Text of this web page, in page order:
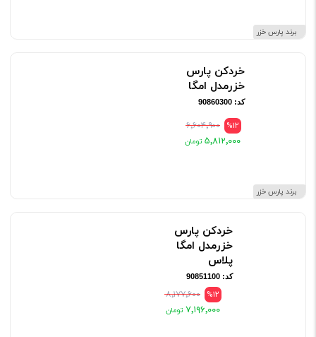
برند پارس خزر
برند پارس خزر
خردکن پارس
خزرمدل امگا
کد: 90860300
%12 ۶٬۶۰۴٬۹۰۰
۵٬۸۱۲٬۰۰۰
خردکن پارس
خزرمدل امگا
پلاس
کد: 90851100
%12 ۸٬۱۷۷٬۶۰۰
۷٬۱۹۶٬۰۰۰